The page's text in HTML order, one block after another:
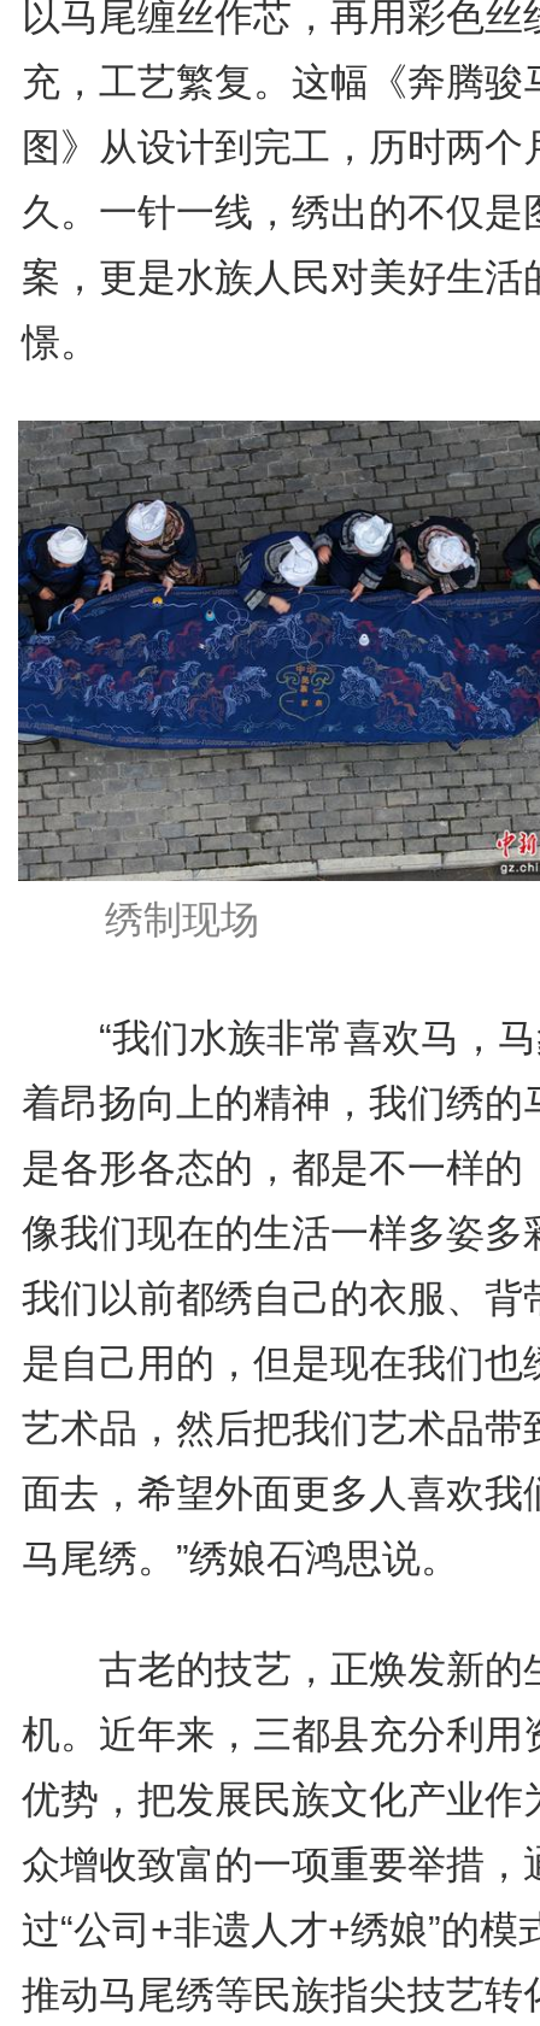
以马尾缠丝作芯，再用彩色丝
充，工艺繁复。这幅《奔腾骏
图》从设计到完工，历时两个
久。一针一线，绣出的不仅是
案，更是水族人民对美好生活
憬。
绣制现场
“我们水族非常喜欢马，马
着昂扬向上的精神，我们绣的
是各形各态的，都是不一样的
像我们现在的生活一样多姿多
我们以前都绣自己的衣服、背
是自己用的，但是现在我们也
艺术品，然后把我们艺术品带
面去，希望外面更多人喜欢我
马尾绣。”绣娘石鸿思说。
古老的技艺，正焕发新的
机。近年来，三都县充分利用
优势，把发展民族文化产业作
众增收致富的一项重要举措，
过“公司+非遗人才+绣娘”的模
推动马尾绣等民族指尖技艺转